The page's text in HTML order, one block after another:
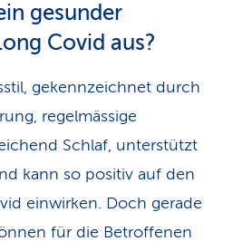
gesunder
Covid aus?
gekennzeichnet durch
regelmässige
Schlaf, unterstützt
kann so positiv auf den
einwirken. Doch gerade
für die Betroffenen